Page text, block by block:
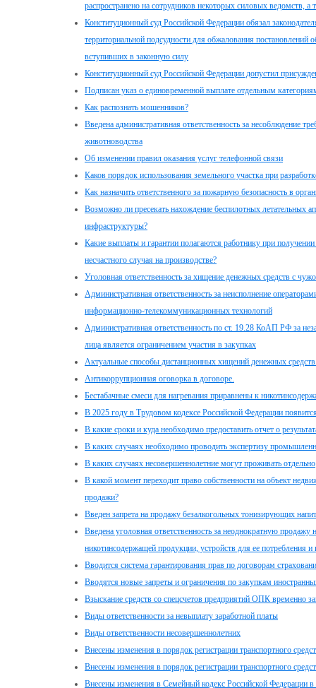
распространено на сотрудников некоторых силовых ведомств,
Конституционный суд Российской Федерации обязал
территориальной подсудности для обжалования
вступивших в законную силу
Конституционный суд Российской Федерации допустил
Подписан указ о единовременной выплате отдельным
Как распознать мошенников?
Введена административная ответственность за несоблюдение
животноводства
Об изменении правил оказания услуг телефонной связи
Каков порядок использования земельного участка при
Как назначить ответственного за пожарную безопасность в
Возможно ли пресекать нахождение беспилотных летательных
инфраструктуры?
Какие выплаты и гарантии полагаются работнику при
несчастного случая на производстве?
Уголовная ответственность за хищение денежных средств с
Административная ответственность за неисполнение
информационно-телекоммуникационных технологий
Административная ответственность по ст. 19.28 КоАП РФ за
лица является ограничением участия в закупках
Актуальные способы дистанционных хищений денежных
Антикоррупционная оговорка в договоре.
Бестабачные смеси для нагревания приравнены к
В 2025 году в Трудовом кодексе Российской Федерации
В какие сроки и куда необходимо предоставить отчет о
В каких случаях необходимо проводить экспертизу
В каких случаях несовершеннолетние могут проживать отдельно
В какой момент переходит право собственности на объект
продажи?
Введен запрета на продажу безалкогольных тонизирующих
Введена уголовная ответственность за неоднократную продажу
никотинсодержащей продукции, устройств для ее потребления и
Вводится система гарантирования прав по договорам
Вводятся новые запреты и ограничения по закупкам
Взыскание средств со спецсчетов предприятий ОПК временно
Виды ответственности за невыплату заработной платы
Виды ответственности несовершеннолетних
Внесены изменения в порядок регистрации транспортного
Внесены изменения в порядок регистрации транспортного
Внесены изменения в Семейный кодекс Российской Федерации